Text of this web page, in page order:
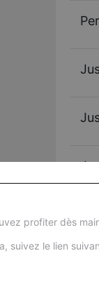
profiter dès
suivez le lien